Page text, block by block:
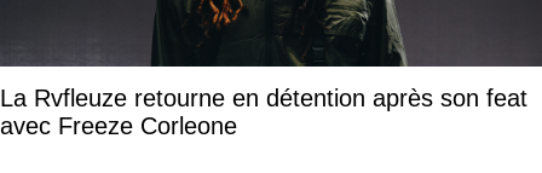
La Rvfleuze retourne en détention après son feat
avec Freeze Corleone